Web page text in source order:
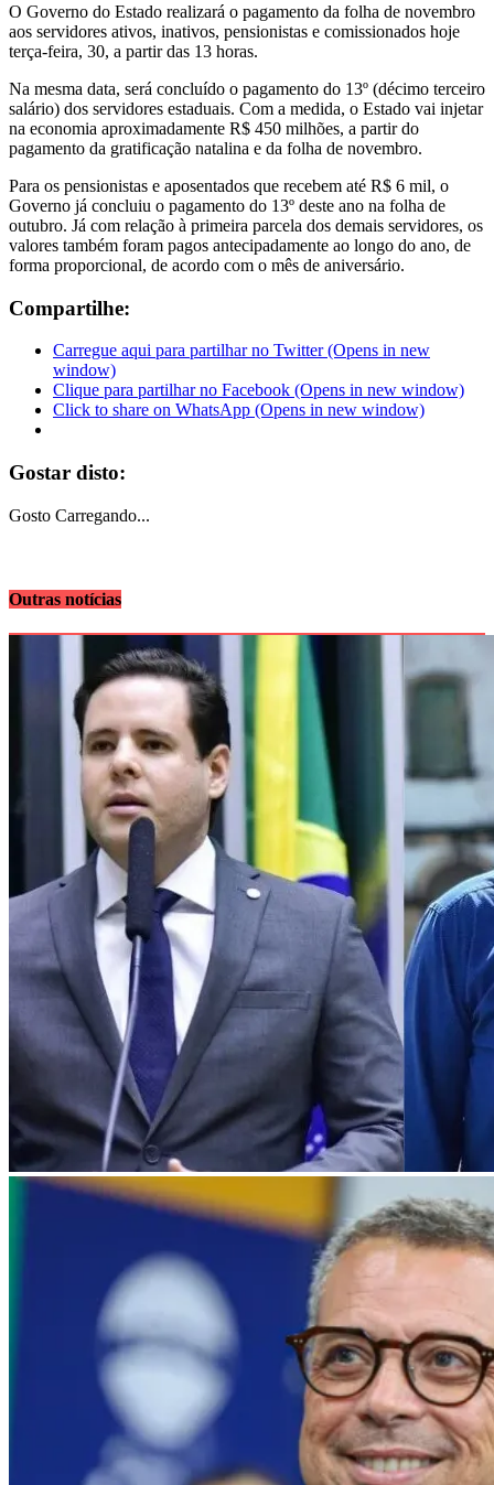
O Governo do Estado realizará o pagamento da folha de novembro
aos servidores ativos, inativos, pensionistas e comissionados hoje
terça-feira, 30, a partir das 13 horas.
Na mesma data, será concluído o pagamento do 13º (décimo terceiro
salário) dos servidores estaduais. Com a medida, o Estado vai injetar
na economia aproximadamente R$ 450 milhões, a partir do
pagamento da gratificação natalina e da folha de novembro.
Para os pensionistas e aposentados que recebem até R$ 6 mil, o
Governo já concluiu o pagamento do 13º deste ano na folha de
outubro. Já com relação à primeira parcela dos demais servidores, os
valores também foram pagos antecipadamente ao longo do ano, de
forma proporcional, de acordo com o mês de aniversário.
Compartilhe:
Carregue aqui para partilhar no Twitter (Opens in new
window)
Clique para partilhar no Facebook (Opens in new window)
Click to share on WhatsApp (Opens in new window)
Gostar disto:
Gosto Carregando...
Outras notícias